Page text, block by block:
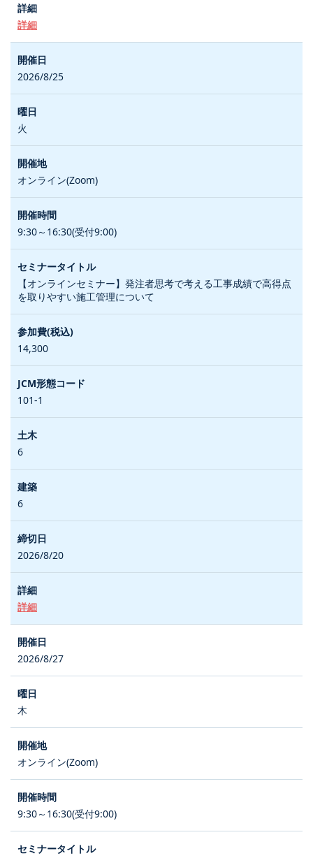
詳細
2026/8/25
火
オンライン(Zoom)
9:30～16:30(受付9:00)
【オンラインセミナー】発注者思考で考える工事成績で高得点
を取りやすい施工管理について
14,300
101-1
6
6
2026/8/20
詳細
2026/8/27
木
オンライン(Zoom)
9:30～16:30(受付9:00)